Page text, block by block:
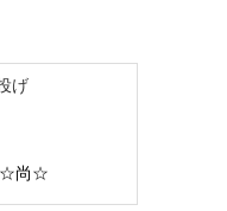
げ
☆尚☆